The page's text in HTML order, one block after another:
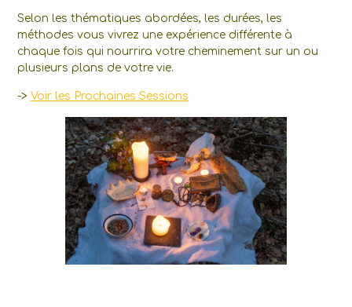
Selon les thématiques abordées, les durées, les
méthodes vous vivrez une expérience différente à
chaque fois qui nourrira votre cheminement sur un ou
plusieurs plans de votre vie.
-> Voir les Prochaines Sessions